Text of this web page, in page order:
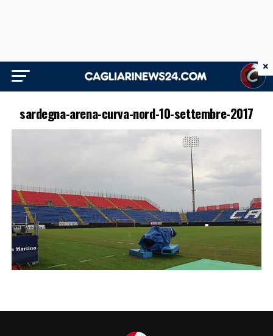
sardegna-arena-curva-nord-10-settembre-2017
×